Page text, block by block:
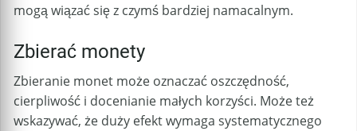
mogą wiązać się z czymś bardziej namacalnym.
Zbierać monety
Zbieranie monet może oznaczać oszczędność,
cierpliwość i docenianie małych korzyści. Może też
wskazywać, że duży efekt wymaga systematycznego